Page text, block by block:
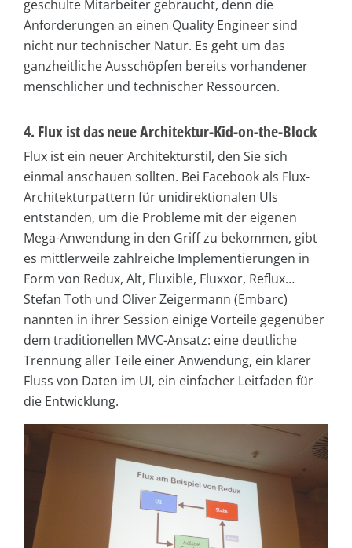
geschulte Mitarbeiter gebraucht, denn die
Anforderungen an einen Quality Engineer sind
nicht nur technischer Natur. Es geht um das
ganzheitliche Ausschöpfen bereits vorhandener
menschlicher und technischer Ressourcen.
4. Flux ist das neue Architektur-Kid-on-the-Block
Flux ist ein neuer Architekturstil, den Sie sich
einmal anschauen sollten. Bei Facebook als Flux-
Architekturpattern für unidirektionalen UIs
entstanden, um die Probleme mit der eigenen
Mega-Anwendung in den Griff zu bekommen, gibt
es mittlerweile zahlreiche Implementierungen in
Form von Redux, Alt, Fluxible, Fluxxor, Reflux…
Stefan Toth und Oliver Zeigermann (Embarc)
nannten in ihrer Session einige Vorteile gegenüber
dem traditionellen MVC-Ansatz: eine deutliche
Trennung aller Teile einer Anwendung, ein klarer
Fluss von Daten im UI, ein einfacher Leitfaden für
die Entwicklung.